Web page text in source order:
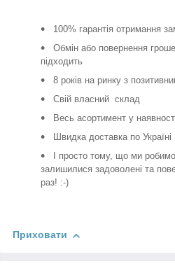
100% гарантія отримання
Обмін або повернення
підходить
8 років на ринку з
Свій власний склад
Весь асортимент у
Швидка доставка по Україні
І просто тому, що ми
залишилися задоволені та
раз! :-)
Приховати